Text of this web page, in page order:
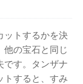
ットするかを決
他の宝石と同じ
です。タンザナ
トすると、すみ